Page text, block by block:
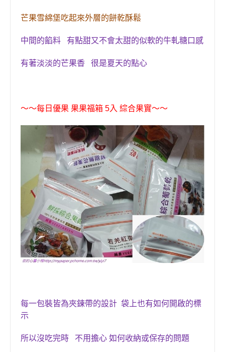
芒果雪綿堡吃起來外層的餅乾酥鬆
中間的餡料 有點甜又不會太甜的似軟的牛軋糖口感
有著淡淡的芒果香 很是夏天的點心
〜〜每日優果 果果福箱 5入 綜合果實〜〜
每一包裝皆為夾鍊帶的設計 袋上也有如何開啟的標
示
所以沒吃完時 不用擔心 如何收納或保存的問題